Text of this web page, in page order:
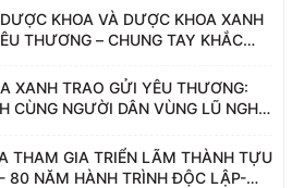
KHOA VÀ DƯỢC KHOA XANH
THƯƠNG – CHUNG TAY KHẮC
XANH TRAO GỬI YÊU THƯƠNG:
CÙNG NGƯỜI DÂN VÙNG LŨ NGHỆ
THAM GIA TRIỂN LÃM THÀNH TỰU
80 NĂM HÀNH TRÌNH ĐỘC LẬP-